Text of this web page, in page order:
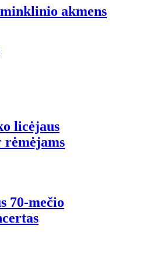
akmens
licėjaus
70-mečio